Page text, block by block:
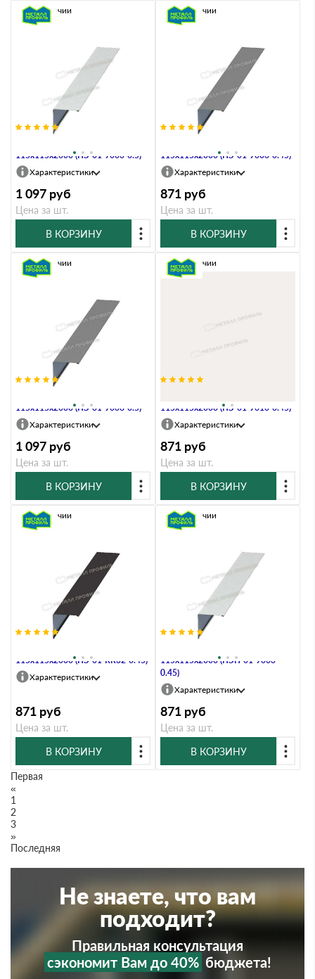
115х115х2000 (ПЭ-01-9003-0.5)
В наличии
Характеристики
1 097 руб
Цена за шт.
В КОРЗИНУ
115х115х2000 (ПЭ-01-9006-0.45)
В наличии
Характеристики
871 руб
Цена за шт.
В КОРЗИНУ
115х115х2000 (ПЭ-01-9006-0.5)
В наличии
Характеристики
1 097 руб
Цена за шт.
В КОРЗИНУ
115х115х2000 (ПЭ-01-9010-0.45)
В наличии
Характеристики
871 руб
Цена за шт.
В КОРЗИНУ
115х115х2000 (ПЭ-01-RR32-0.45)
В наличии
Характеристики
871 руб
Цена за шт.
В КОРЗИНУ
115х115х2000 (ПЭП-01-9003-
0.45)
В наличии
Характеристики
871 руб
Цена за шт.
В КОРЗИНУ
Первая
«
1
2
3
»
Последняя
Не знаете, что вам
подходит?
Правильная консультация
сэкономит Вам до 40% бюджета!